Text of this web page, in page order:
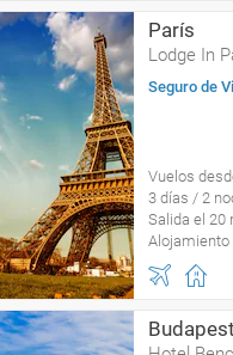
París
Lodge In
Seguro de
Vuelos
3 días / 2
Salida el 20
Alojamiento
Budapest